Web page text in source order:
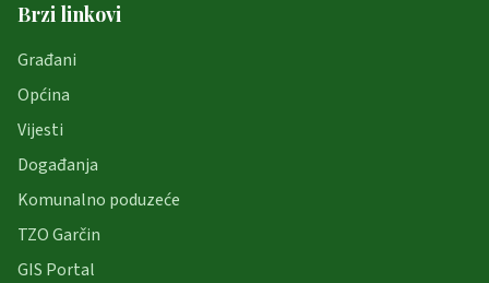
Brzi linkovi
Građani
Općina
Vijesti
Događanja
Komunalno poduzeće
TZO Garčin
GIS Portal